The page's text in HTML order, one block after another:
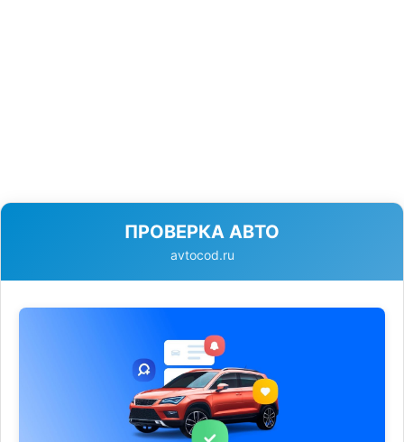
ПРОВЕРКА АВТО
avtocod.ru